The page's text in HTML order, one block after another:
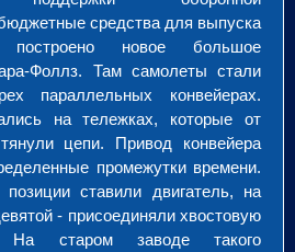
средства для выпуска
новое большое
Фоллз. Там самолеты стали
параллельных конвейерах.
на тележках, которые от
цепи. Привод конвейера
промежутки времени.
ставили двигатель, на
- присоединяли хвостовую
На старом заводе такого